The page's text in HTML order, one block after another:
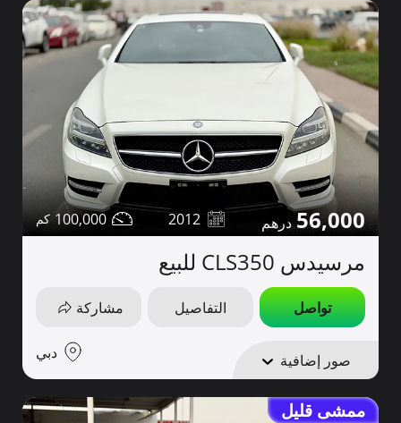
56,000
2012
100,000
مرسيدس CLS350 للبيع
تواصل التفاصيل مشاركة
صور إضافية دبي
ممشى قليل